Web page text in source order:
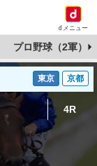
dメニュー
プロ野球（2軍）
東京 京都
4R